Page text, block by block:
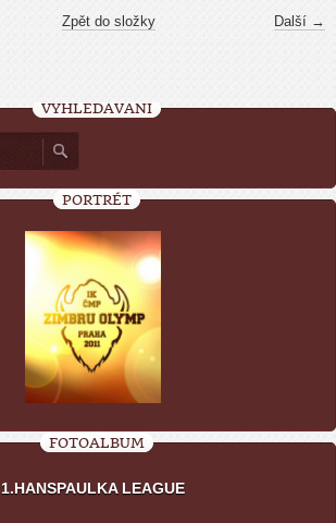
Další →
Zpět do složky
VYHLEDÁVÁNÍ
PORTRÉT
FOTOALBUM
1.HANSPAULKA LEAGUE